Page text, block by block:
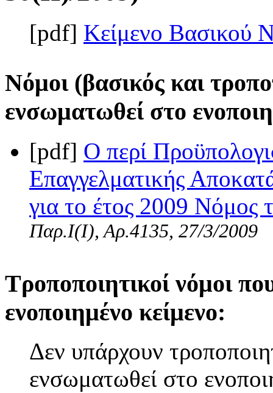
[pdf] Κείμενο Βασικού
Νόμοι (βασικός και
ενσωματωθεί στο
[pdf] Ο περί
Επαγγελματικής
για το έτος 2009
Παρ.Ι(I), Αρ.4135, 27/3/2009
Τροποποιητικοί νόμοι
ενοποιημένο κείμενο:
Δεν υπάρχουν
ενσωματωθεί στο